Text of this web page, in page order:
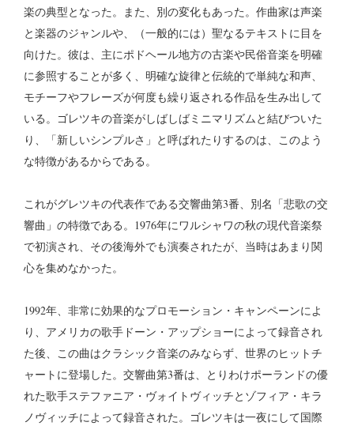
楽の典型となった。また、別の変化もあった。作曲家は声楽
と楽器のジャンルや、（一般的には）聖なるテキストに目を
向けた。彼は、主にポドヘール地方の古楽や民俗音楽を明確
に参照することが多く、明確な旋律と伝統的で単純な和声、
モチーフやフレーズが何度も繰り返される作品を生み出して
いる。ゴレツキの音楽がしばしばミニマリズムと結びついた
り、「新しいシンプルさ」と呼ばれたりするのは、このよう
な特徴があるからである。
これがグレツキの代表作である交響曲第3番、別名「悲歌の交
響曲」の特徴である。1976年にワルシャワの秋の現代音楽祭
で初演され、その後海外でも演奏されたが、当時はあまり関
心を集めなかった。
1992年、非常に効果的なプロモーション・キャンペーンによ
り、アメリカの歌手ドーン・アップショーによって録音され
た後、この曲はクラシック音楽のみならず、世界のヒットチ
ャートに登場した。交響曲第3番は、とりわけポーランドの優
れた歌手ステファニア・ヴォイトヴィッチとゾフィア・キラ
ノヴィッチによって録音された。ゴレツキは一夜にして国際